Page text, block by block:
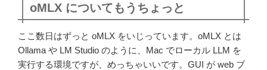
oMLX についてもうちょっと
ここ数日はずっと oMLX をいじっています。oMLX とは
Ollama や LM Studio のように、Mac でローカル LLM を
実行する環境ですが、めっちゃいいです。GUI が web ブ